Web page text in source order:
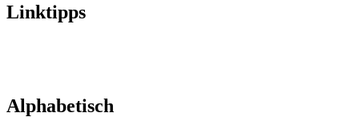
Linktipps
Alphabetisch